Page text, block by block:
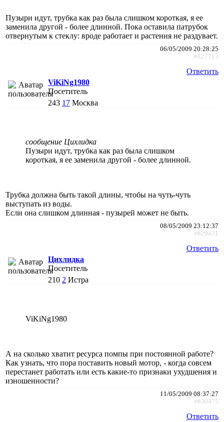
Пузыри идут, трубка как раз была слишком короткая, я ее
заменила другой - более длинной. Пока оставила патрубок
отвернутым к стеклу: вроде работает и растения не раздувает.
06/05/2009 20:28:25
#827713
Ответить
ViKiNg1980
Посетитель
243 17 Москва
сообщение Цихлидка
Пузыри идут, трубка как раз была слишком
короткая, я ее заменила другой - более длинной.
Трубка должна быть такой длины, чтобы на чуть-чуть
выступать из воды.
Если она слишком длинная - пузырей может не быть.
08/05/2009 23:12:37
#829431
Ответить
Цихлидка
Посетитель
210 2 Истра
ViKiNg1980
А на сколько хватит ресурса помпы при постоянной работе?
Как узнать, что пора поставить новый мотор, - когда совсем
перестанет работать или есть какие-то признаки ухудшения и
изношенности?
11/05/2009 08:37:27
#830475
Ответить